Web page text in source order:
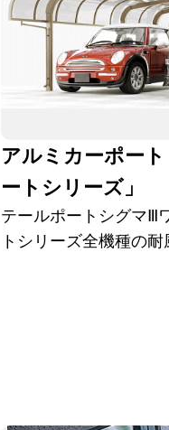
アルミカーポー
ートシリーズ」
テールポートシグマⅢ
トシリーズ全機種の耐